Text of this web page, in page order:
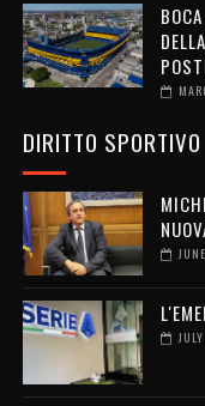
DIRITTO SPORTIVO